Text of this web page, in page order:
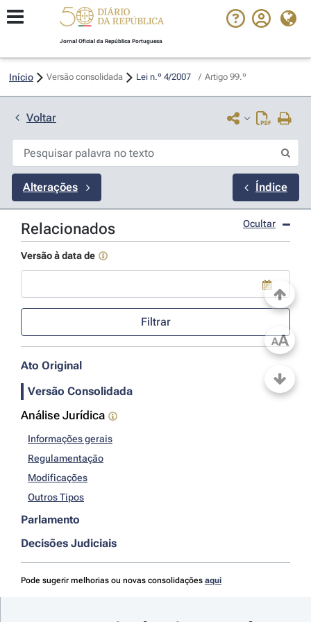
Jornal Oficial da República Portuguesa
Início Versão consolidada Lei n.º 4/2007 / Artigo 99.º
Voltar
Alterações Índice
Relacionados Ocultar
Versão à data de
Use a tecla de seta para baixo para abrir o calendário; Use as
Filtrar
Ato Original
Versão Consolidada
Análise Jurídica
Informações gerais
Regulamentação
Modificações
Outros Tipos
Parlamento
Decisões Judiciais
Pode sugerir melhorias ou novas consolidações aqui
AA